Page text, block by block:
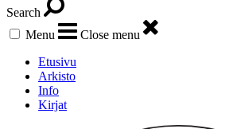
Search
Menu
Close menu
Etusivu
Arkisto
Info
Kirjat